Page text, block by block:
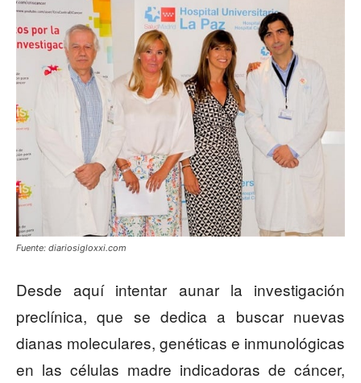
Fuente: diariosigloxxi.com
Desde aquí intentar aunar la investigación
preclínica, que se dedica a buscar nuevas
dianas moleculares, genéticas e inmunológicas
en las células madre indicadoras de cáncer,